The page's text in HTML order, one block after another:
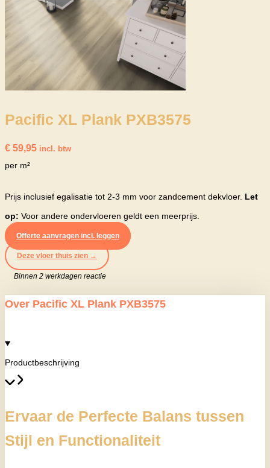
Pacific XL Plank PXB3575
€ 59,95 incl. btw
per m²
Prijs inclusief egalisatie tot 2-3 mm voor zandcement dekvloer. Let
op: Voor andere ondervloeren geldt een meerprijs.
Offerte aanvragen incl. leggen
Deze vloer thuis zien →
Binnen 2 werkdagen reactie
Over Pacific XL Plank PXB3575
Productbeschrijving
Ervaar de Perfecte Balans tussen
Stijl en Functionaliteit